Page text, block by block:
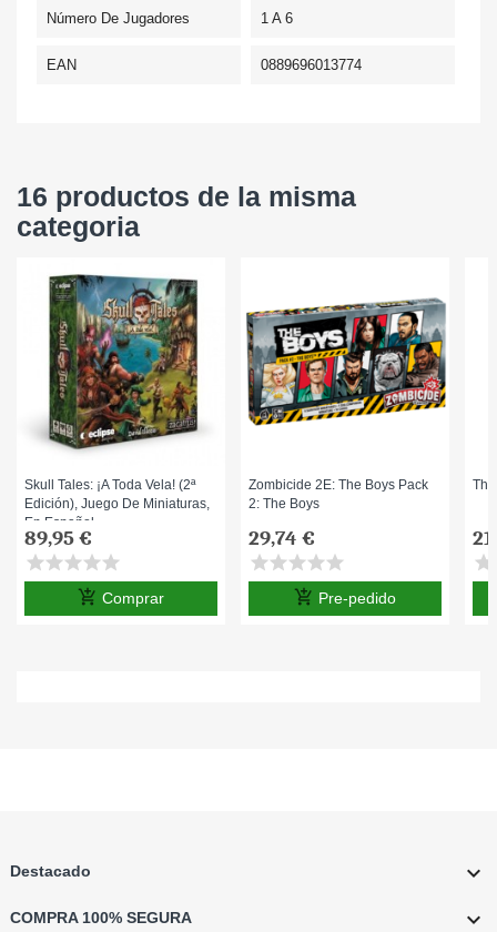
Número De Jugadores 1 A 6
EAN 0889696013774
16 productos de la misma
categoria
Skull Tales: ¡A Toda Vela! (2ª
Edición), Juego De Miniaturas,
En Español
89,95 €
starstarstarstarstar
add_shopping_cart Comprar
Zombicide 2E: The Boys Pack
2: The Boys
29,74 €
starstarstarstarstar
add_shopping_cart Pre-pedido
star
Destacado 
COMPRA 100% SEGURA 